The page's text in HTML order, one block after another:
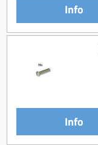
Info
Info